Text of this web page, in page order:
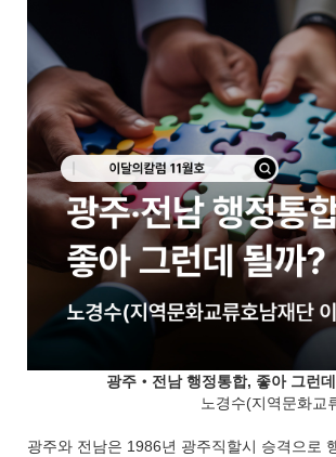
광주‧전남 행정통합, 좋아 그런
노경수(지역문화교
광주와 전남은 1986년 광주직할시 승격으로